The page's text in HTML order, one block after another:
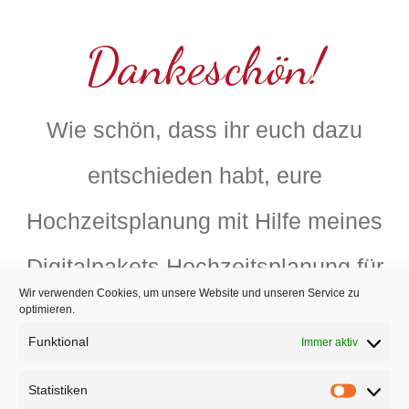
Wir verwenden Cookies, um unsere Website und unseren Service zu
optimieren.
Funktional Immer aktiv
Statistiken
Dankeschön!
Wie schön, dass ihr euch dazu
entschieden habt, eure
Hochzeitsplanung mit Hilfe meines
Digitalpakets Hochzeitsplanung für
Anfänger entspannt zu starten.